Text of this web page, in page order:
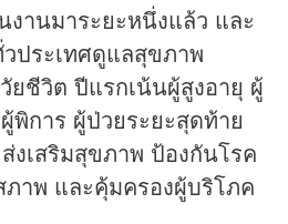
านมาระยะหนึ่งแล้ว และ
ประเทศดูแลสุขภาพ
ชีวิต ปีแรกเน้นผู้สูงอายุ ผู้
พิการ ผู้ป่วยระยะสุดท้าย
เสริมสุขภาพ ป้องกันโรค
าพ และคุ้มครองผู้บริโภค